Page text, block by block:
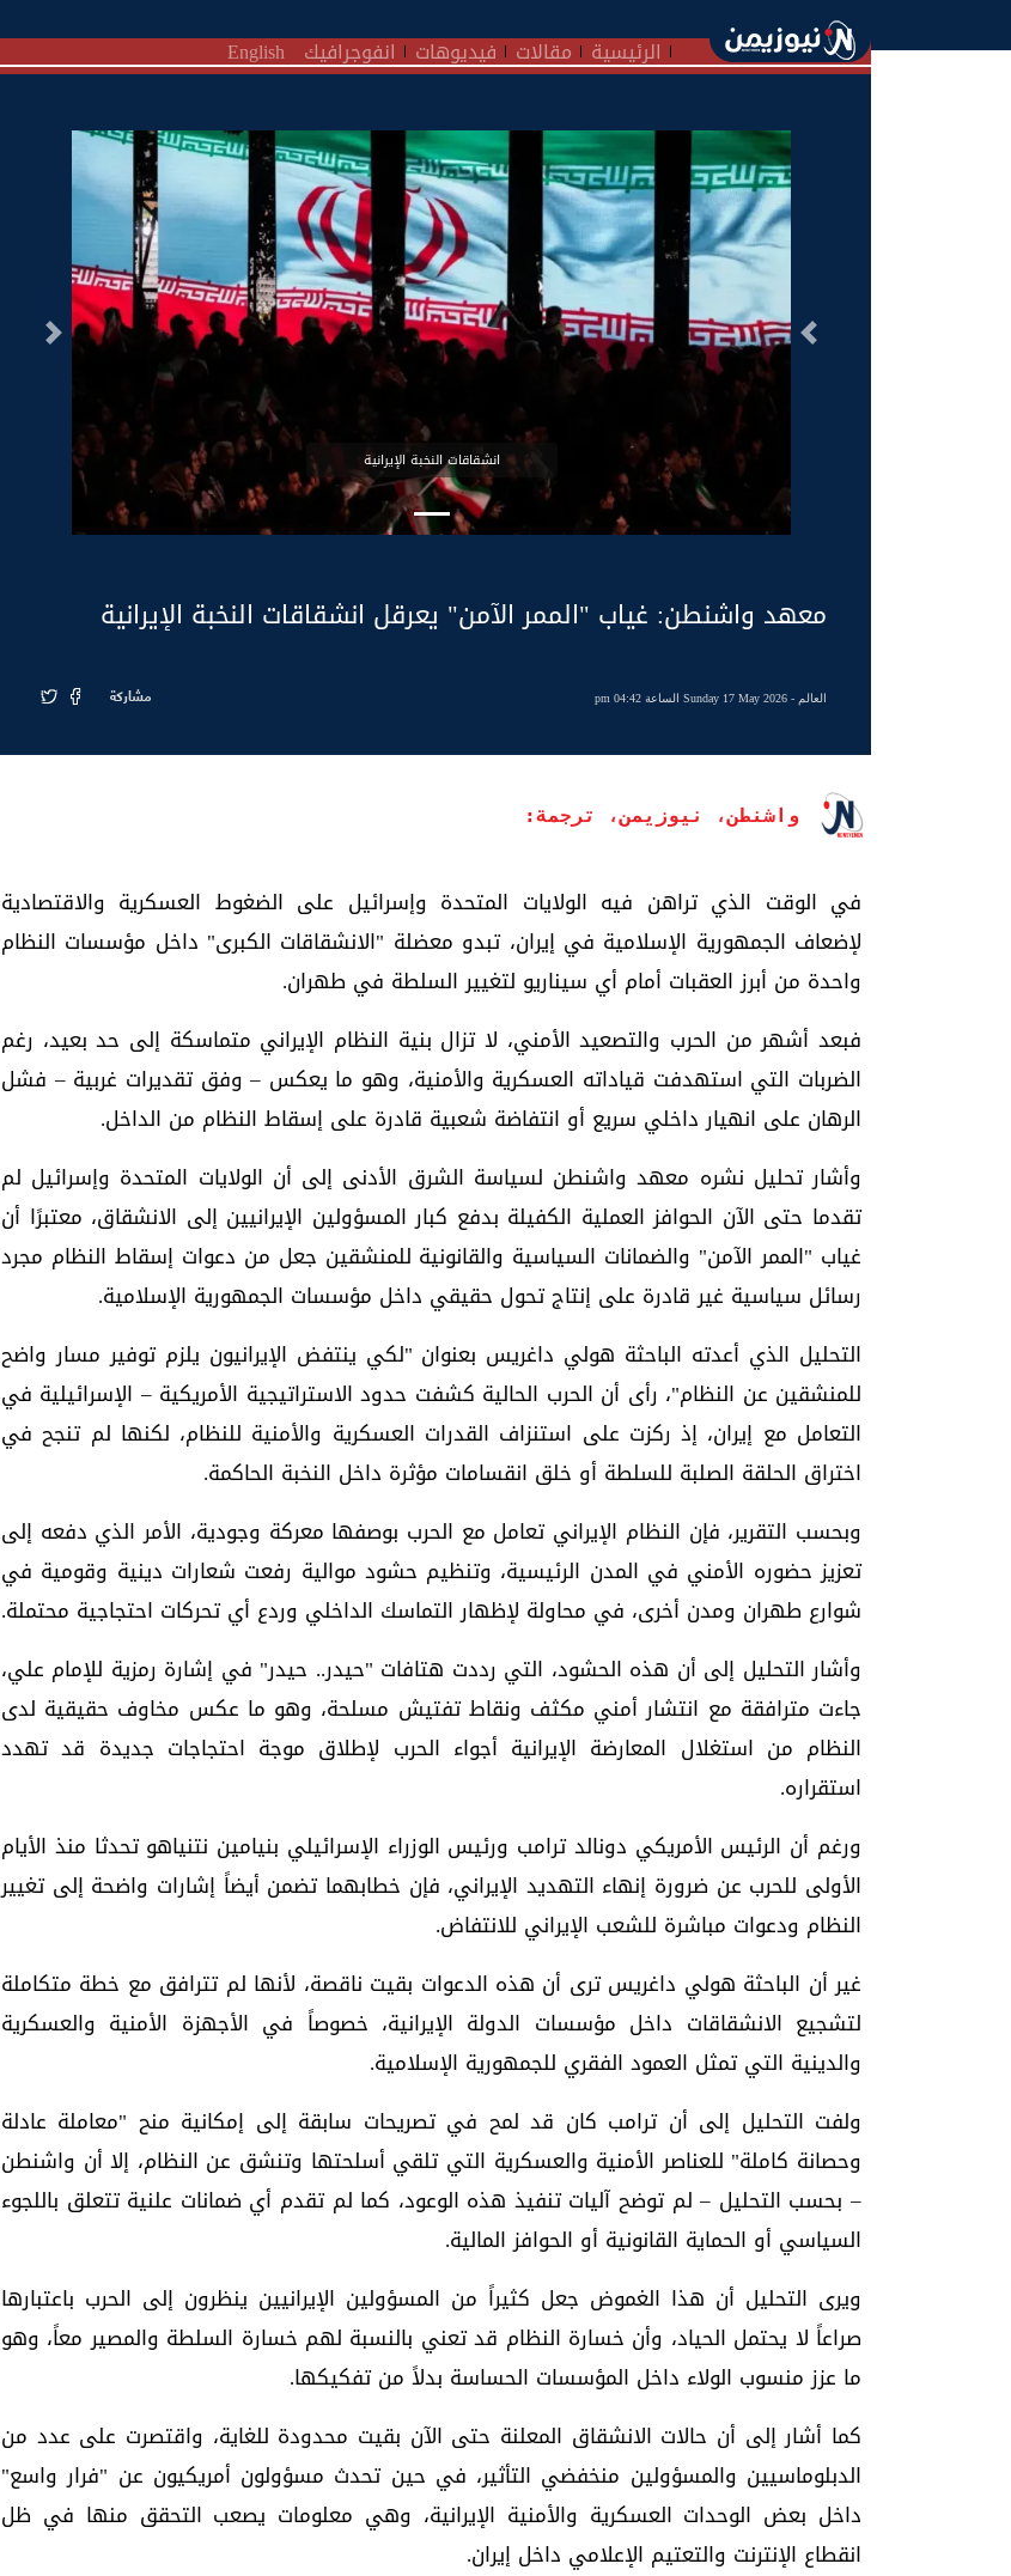
الرئيسية مقالات فيديوهات انفوجرافيك English
انشقاقات النخبة الإيرانية
السابق التالى
معهد واشنطن: غياب "الممر الآمن" يعرقل انشقاقات النخبة الإيرانية
العالم - Sunday 17 May 2026 الساعة 04:42 pm مشاركة
واشنطن، نيوزيمن، ترجمة:
في الوقت الذي تراهن فيه الولايات المتحدة وإسرائيل على الضغوط العسكرية والاقتصادية
لإضعاف الجمهورية الإسلامية في إيران، تبدو معضلة "الانشقاقات الكبرى" داخل مؤسسات النظام
واحدة من أبرز العقبات أمام أي سيناريو لتغيير السلطة في طهران.
فبعد أشهر من الحرب والتصعيد الأمني، لا تزال بنية النظام الإيراني متماسكة إلى حد بعيد، رغم
الضربات التي استهدفت قياداته العسكرية والأمنية، وهو ما يعكس – وفق تقديرات غربية – فشل
الرهان على انهيار داخلي سريع أو انتفاضة شعبية قادرة على إسقاط النظام من الداخل.
وأشار تحليل نشره معهد واشنطن لسياسة الشرق الأدنى إلى أن الولايات المتحدة وإسرائيل لم
تقدما حتى الآن الحوافز العملية الكفيلة بدفع كبار المسؤولين الإيرانيين إلى الانشقاق، معتبرًا أن
غياب "الممر الآمن" والضمانات السياسية والقانونية للمنشقين جعل من دعوات إسقاط النظام مجرد
رسائل سياسية غير قادرة على إنتاج تحول حقيقي داخل مؤسسات الجمهورية الإسلامية.
التحليل الذي أعدته الباحثة هولي داغريس بعنوان "لكي ينتفض الإيرانيون يلزم توفير مسار واضح
للمنشقين عن النظام"، رأى أن الحرب الحالية كشفت حدود الاستراتيجية الأمريكية – الإسرائيلية في
التعامل مع إيران، إذ ركزت على استنزاف القدرات العسكرية والأمنية للنظام، لكنها لم تنجح في
اختراق الحلقة الصلبة للسلطة أو خلق انقسامات مؤثرة داخل النخبة الحاكمة.
وبحسب التقرير، فإن النظام الإيراني تعامل مع الحرب بوصفها معركة وجودية، الأمر الذي دفعه إلى
تعزيز حضوره الأمني في المدن الرئيسية، وتنظيم حشود موالية رفعت شعارات دينية وقومية في
شوارع طهران ومدن أخرى، في محاولة لإظهار التماسك الداخلي وردع أي تحركات احتجاجية محتملة.
وأشار التحليل إلى أن هذه الحشود، التي رددت هتافات "حيدر.. حيدر" في إشارة رمزية للإمام علي،
جاءت مترافقة مع انتشار أمني مكثف ونقاط تفتيش مسلحة، وهو ما عكس مخاوف حقيقية لدى
النظام من استغلال المعارضة الإيرانية أجواء الحرب لإطلاق موجة احتجاجات جديدة قد تهدد
استقراره.
ورغم أن الرئيس الأمريكي دونالد ترامب ورئيس الوزراء الإسرائيلي بنيامين نتنياهو تحدثا منذ الأيام
الأولى للحرب عن ضرورة إنهاء التهديد الإيراني، فإن خطابهما تضمن أيضاً إشارات واضحة إلى تغيير
النظام ودعوات مباشرة للشعب الإيراني للانتفاض.
غير أن الباحثة هولي داغريس ترى أن هذه الدعوات بقيت ناقصة، لأنها لم تترافق مع خطة متكاملة
لتشجيع الانشقاقات داخل مؤسسات الدولة الإيرانية، خصوصاً في الأجهزة الأمنية والعسكرية
والدينية التي تمثل العمود الفقري للجمهورية الإسلامية.
ولفت التحليل إلى أن ترامب كان قد لمح في تصريحات سابقة إلى إمكانية منح "معاملة عادلة
وحصانة كاملة" للعناصر الأمنية والعسكرية التي تلقي أسلحتها وتنشق عن النظام، إلا أن واشنطن
– بحسب التحليل – لم توضح آليات تنفيذ هذه الوعود، كما لم تقدم أي ضمانات علنية تتعلق باللجوء
السياسي أو الحماية القانونية أو الحوافز المالية.
ويرى التحليل أن هذا الغموض جعل كثيراً من المسؤولين الإيرانيين ينظرون إلى الحرب باعتبارها
صراعاً لا يحتمل الحياد، وأن خسارة النظام قد تعني بالنسبة لهم خسارة السلطة والمصير معاً، وهو
ما عزز منسوب الولاء داخل المؤسسات الحساسة بدلاً من تفكيكها.
كما أشار إلى أن حالات الانشقاق المعلنة حتى الآن بقيت محدودة للغاية، واقتصرت على عدد من
الدبلوماسيين والمسؤولين منخفضي التأثير، في حين تحدث مسؤولون أمريكيون عن "فرار واسع"
داخل بعض الوحدات العسكرية والأمنية الإيرانية، وهي معلومات يصعب التحقق منها في ظل
انقطاع الإنترنت والتعتيم الإعلامي داخل إيران.